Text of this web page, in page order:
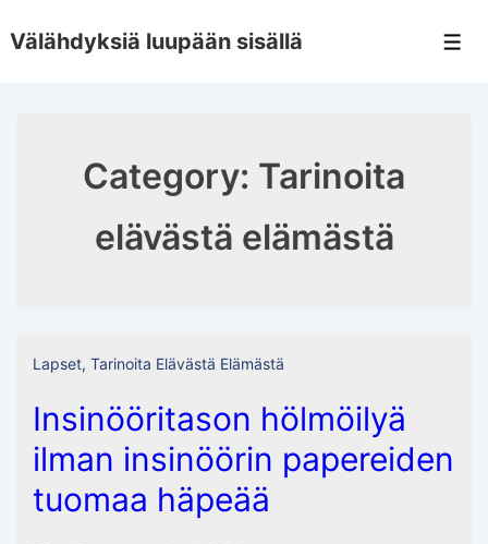
Skip
Välähdyksiä luupään sisällä
Category: Tarinoita
elävästä elämästä
Lapset, Tarinoita Elävästä Elämästä
Insinööritason hölmöilyä
ilman insinöörin papereiden
tuomaa häpeää